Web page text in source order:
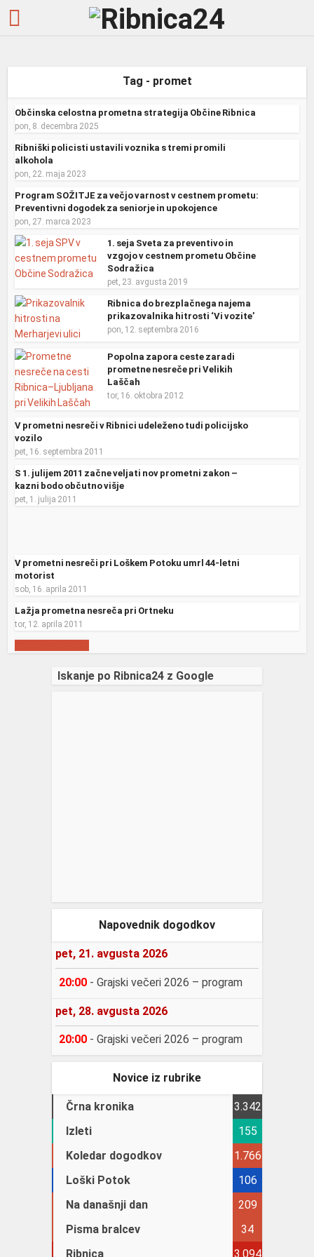
Tag - promet
Občinska celostna prometna strategija Občine Ribnica
pon, 8. decembra 2025
Ribniški policisti ustavili voznika s tremi promili
alkohola
pon, 22. maja 2023
Program SOŽITJE za večjo varnost v cestnem prometu:
Preventivni dogodek za seniorje in upokojence
pon, 27. marca 2023
1. seja Sveta za preventivo in
vzgojo v cestnem prometu Občine
Sodražica
pet, 23. avgusta 2019
Ribnica do brezplačnega najema
prikazovalnika hitrosti ‘Vi vozite’
pon, 12. septembra 2016
Popolna zapora ceste zaradi
prometne nesreče pri Velikih
Laščah
tor, 16. oktobra 2012
V prometni nesreči v Ribnici udeleženo tudi policijsko
vozilo
pet, 16. septembra 2011
S 1. julijem 2011 začne veljati nov prometni zakon –
kazni bodo občutno višje
pet, 1. julija 2011
V prometni nesreči pri Loškem Potoku umrl 44-letni
motorist
sob, 16. aprila 2011
Lažja prometna nesreča pri Ortneku
tor, 12. aprila 2011
Iskanje po Ribnica24 z Google
Napovednik dogodkov
pet, 21. avgusta 2026
20:00 - Grajski večeri 2026 – program
pet, 28. avgusta 2026
20:00 - Grajski večeri 2026 – program
Novice iz rubrike
Črna kronika
3.342
Izleti
155
Koledar dogodkov
1.766
Loški Potok
106
Na današnji dan
209
Pisma bralcev
34
Ribnica
3.094